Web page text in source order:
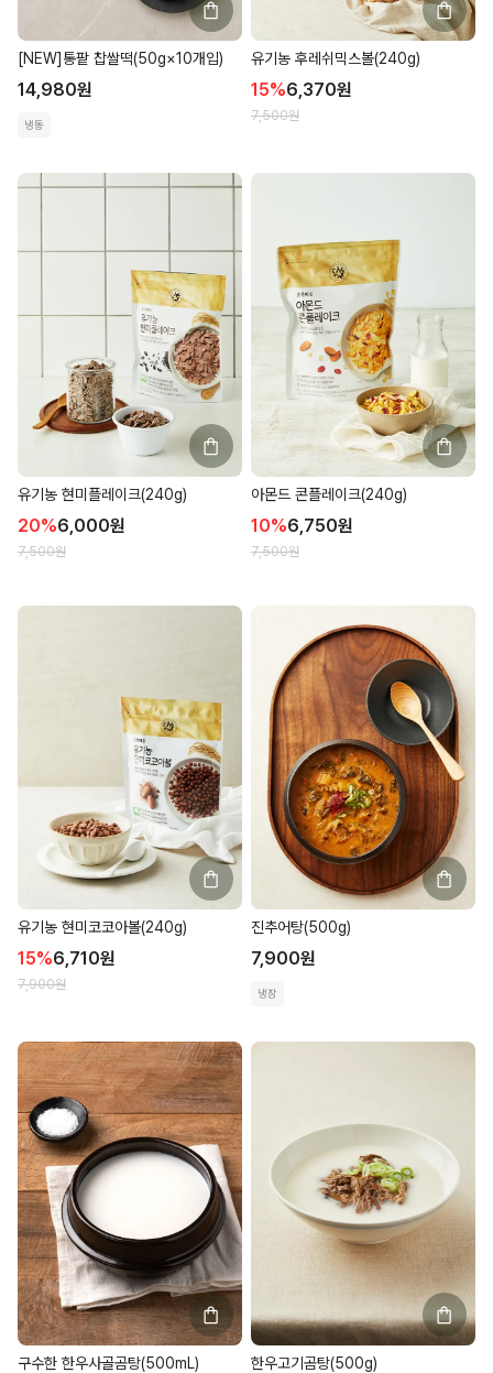
[NEW]통팥 찹쌀떡(50g×10개입)
14,980원
냉동
유기농 후레쉬믹스볼(240g)
15%6,370원
7,500원
유기농 현미플레이크(240g)
20%6,000원
7,500원
아몬드 콘플레이크(240g)
10%6,750원
7,500원
유기농 현미코코아볼(240g)
15%6,710원
7,900원
진추어탕(500g)
7,900원
냉장
구수한 한우사골곰탕(500mL) 한우고기곰탕(500g)